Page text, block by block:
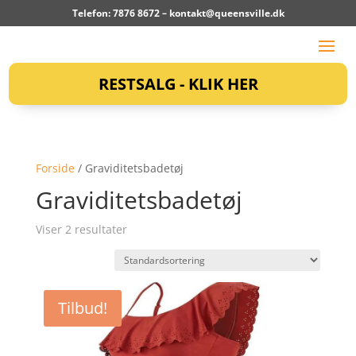
Telefon: 7876 8672 – kontakt@queensville.dk
RESTSALG - KLIK HER
Forside/ Graviditetsbadetøj
Graviditetsbadetøj
Viser 2 resultater
Tilbud!